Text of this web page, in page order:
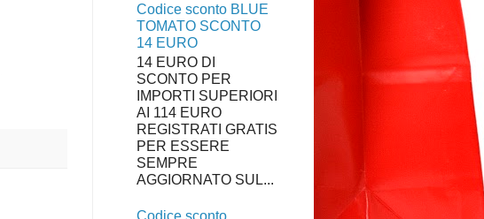
Codice sconto BLUE
TOMATO SCONTO
14 EURO
14 EURO DI
SCONTO PER
IMPORTI SUPERIORI
AI 114 EURO
REGISTRATI GRATIS
PER ESSERE
SEMPRE
AGGIORNATO SUL...
Codice sconto